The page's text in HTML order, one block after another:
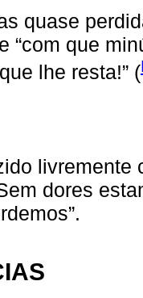
quase
“com que
lhe resta!” (
livremente
dores